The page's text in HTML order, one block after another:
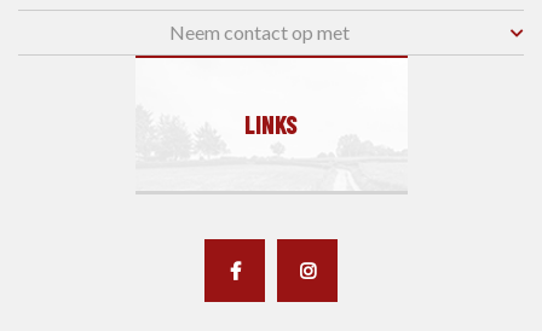
Neem contact op met
LINKS